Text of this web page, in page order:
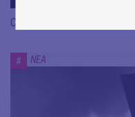
CRACK THE MIRROR -
# ΝΕΑ